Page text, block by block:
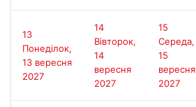
13
Понеділок,
13 вересня
2027
14
Вівторок,
14
вересня
2027
15
Середа,
15
вересня
2027